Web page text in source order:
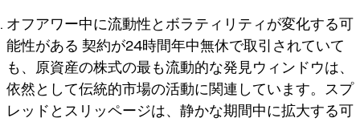
オフアワー中に流動性とボラティリティが変化する可
能性がある 契約が24時間年中無休で取引されていて
も、原資産の株式の最も流動的な発見ウィンドウは、
依然として伝統的市場の活動に関連しています。スプ
レッドとスリッページは、静かな期間中に拡大する可